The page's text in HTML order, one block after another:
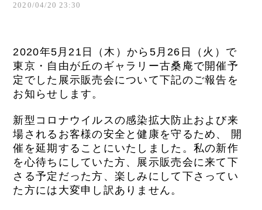
2020/04/20 23:30
2020年5 月21 日（木）から 5 月26 日（火）で
東京・ 自由が丘のギャラリー古桑庵で開催予
定でした展示販売会について下記のご報告を
お知らせします。
新型コロナウイルスの感染拡大防止および来
場されるお客様の安全 と健康を守るため、
開
催を延期することにいたしました。 私の新作
を心待ちにしていた方、 展示販売会に来て下
さる予定だった方、 楽しみにして下さってい
た方には大変申し訳ありません。